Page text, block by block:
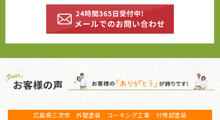
広島県三次市 外壁塗装 コーキング工事 付帯部塗装